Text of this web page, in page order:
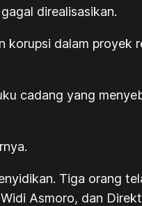
direalisasikan.
korupsi dalam proyek
cadang yang
Tiga orang
Asmoro, dan